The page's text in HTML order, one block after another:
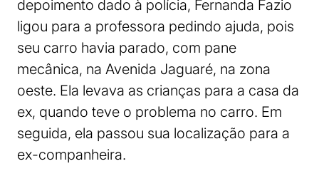
depoimento dado à polícia, Fernanda Fazio
ligou para a professora pedindo ajuda, pois
seu carro havia parado, com pane
mecânica, na Avenida Jaguaré, na zona
oeste. Ela levava as crianças para a casa da
ex, quando teve o problema no carro. Em
seguida, ela passou sua localização para a
ex-companheira.